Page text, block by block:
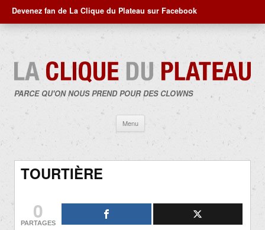
Devenez fan de La Clique du Plateau sur Facebook
PARCE QU'ON NOUS PREND POUR DES CLOWNS
Menu
contenu
TOURTIÈRE
0
PARTAGES